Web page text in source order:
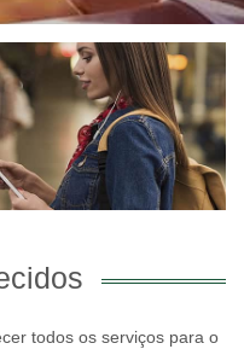
todos os serviços para o